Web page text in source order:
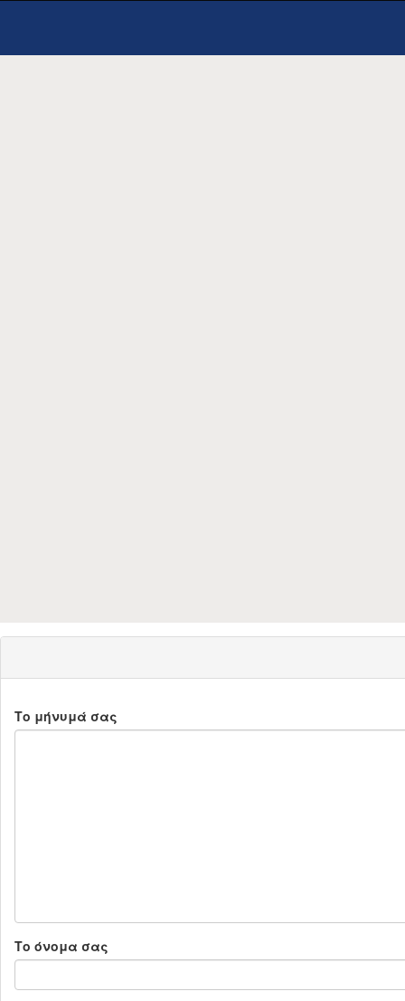
Το μήνυμά σας
Το όνομα σας